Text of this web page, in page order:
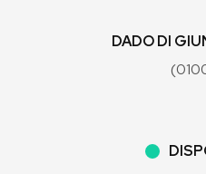
DADO DI